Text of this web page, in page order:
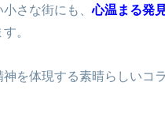
さな街にも、心温まる発
。
神を体現する素晴らしいコ